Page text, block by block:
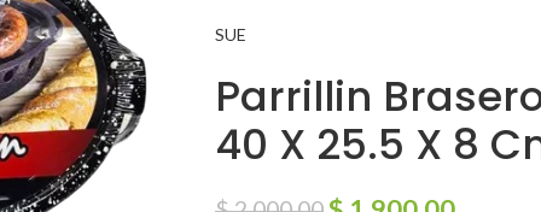
SUE
Parrillin
40 X 25.5 X 8